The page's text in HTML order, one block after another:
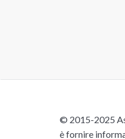
© 2015-2025
è fornire